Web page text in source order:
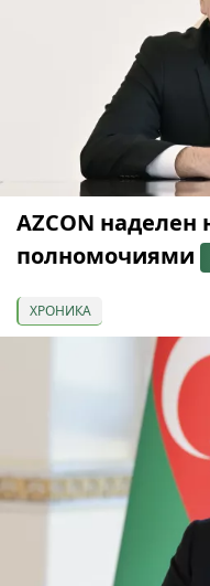
AZCON
полномочиями
ХРОНИКА